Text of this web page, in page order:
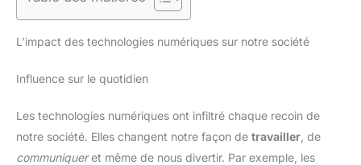
L’impact des technologies numériques sur notre société
Influence sur le quotidien
Les technologies numériques ont infiltré chaque recoin de
notre société. Elles changent notre façon de travailler , de
communiqueret même de nous divertir. Par exemple, les